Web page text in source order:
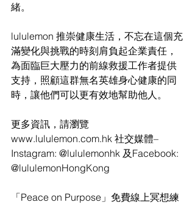
緒。
lululemon 推崇健康生活，不忘在這個充
滿變化與挑戰的時刻肩負起企業責任，
為面臨巨大壓力的前線救援工作者提供
支持，照顧這群無名英雄身心健康的同
時，讓他們可以更有效地幫助他人。
更多資訊，請瀏覽
www.lululemon.com.hk 社交媒體–
Instagram: @lululemonhk 及Facebook:
@lululemonHongKong
「Peace on Purpose」免費線上冥想練